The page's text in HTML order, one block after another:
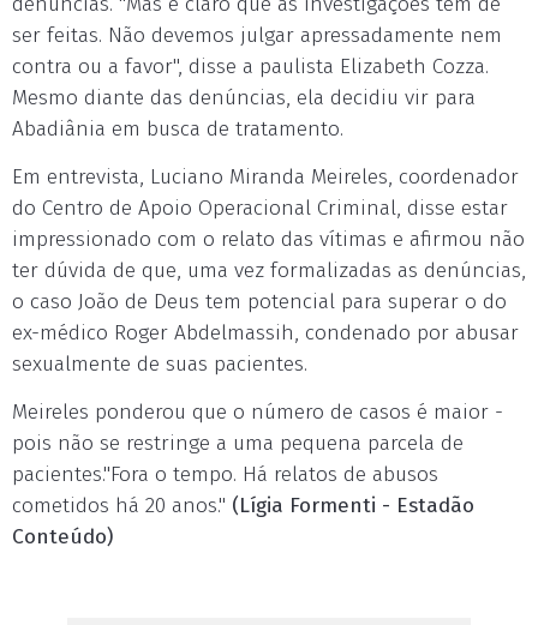
ser feitas. Não devemos julgar apressadamente nem
contra ou a favor", disse a paulista Elizabeth Cozza.
Mesmo diante das denúncias, ela decidiu vir para
Abadiânia em busca de tratamento.
Em entrevista, Luciano Miranda Meireles, coordenador
do Centro de Apoio Operacional Criminal, disse estar
impressionado com o relato das vítimas e afirmou não
ter dúvida de que, uma vez formalizadas as denúncias,
o caso João de Deus tem potencial para superar o do
ex-médico Roger Abdelmassih, condenado por abusar
sexualmente de suas pacientes.
Meireles ponderou que o número de casos é maior -
pois não se restringe a uma pequena parcela de
pacientes."Fora o tempo. Há relatos de abusos
cometidos há 20 anos." (Lígia Formenti - Estadão
Conteúdo)